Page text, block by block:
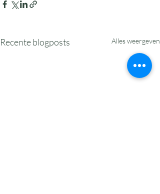
Recente blogposts Alles weergeven